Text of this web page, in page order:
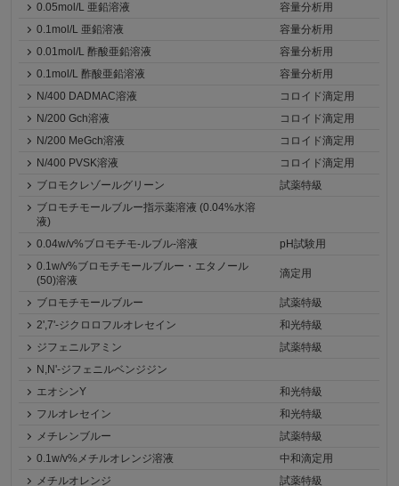
0.05mol/L 亜鉛溶液
容量分析用
0.1mol/L 亜鉛溶液
容量分析用
0.01mol/L 酢酸亜鉛溶液
容量分析用
0.1mol/L 酢酸亜鉛溶液
容量分析用
N/400 DADMAC溶液
コロイド滴定用
N/200 Gch溶液
コロイド滴定用
N/200 MeGch溶液
コロイド滴定用
N/400 PVSK溶液
コロイド滴定用
ブロモクレゾールグリーン
試薬特級
ブロモチモールブルー指示薬溶液 (0.04%水溶
液)
0.04w/v%ブロモチモ-ルブル-溶液
pH試験用
0.1w/v%ブロモチモールブルー・エタノール
(50)溶液
滴定用
ブロモチモールブルー
試薬特級
2',7'-ジクロロフルオレセイン
和光特級
ジフェニルアミン
試薬特級
N,N'-ジフェニルベンジジン
エオシンY
和光特級
フルオレセイン
和光特級
メチレンブルー
試薬特級
0.1w/v%メチルオレンジ溶液
中和滴定用
メチルオレンジ
試薬特級